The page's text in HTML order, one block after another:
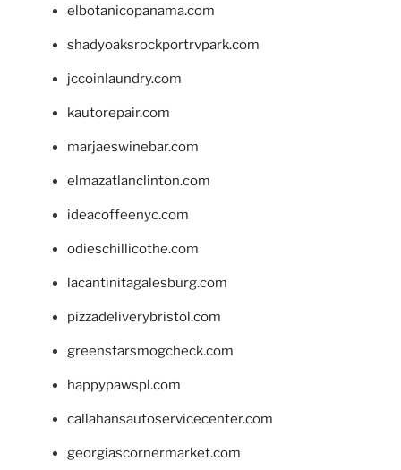
elbotanicopanama.com
shadyoaksrockportrvpark.com
jccoinlaundry.com
kautorepair.com
marjaeswinebar.com
elmazatlanclinton.com
ideacoffeenyc.com
odieschillicothe.com
lacantinitagalesburg.com
pizzadeliverybristol.com
greenstarsmogcheck.com
happypawspl.com
callahansautoservicecenter.com
georgiascornermarket.com